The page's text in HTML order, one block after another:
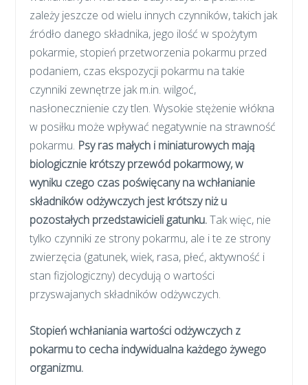
zależy jeszcze od wielu innych czynników, takich jak
źródło danego składnika, jego ilość w spożytym
pokarmie, stopień przetworzenia pokarmu przed
podaniem, czas ekspozycji pokarmu na takie
czynniki zewnętrze jak m.in. wilgoć,
nasłonecznienie czy tlen. Wysokie stężenie włókna
w posiłku może wpływać negatywnie na strawność
pokarmu. Psy ras małych i miniaturowych mają
biologicznie krótszy przewód pokarmowy, w
wyniku czego czas poświęcany na wchłanianie
składników odżywczych jest krótszy niż u
pozostałych przedstawicieli gatunku.Tak więc, nie
tylko czynniki ze strony pokarmu, ale i te ze strony
zwierzęcia (gatunek, wiek, rasa, płeć, aktywność i
stan fizjologiczny) decydują o wartości
przyswajanych składników odżywczych.
Stopień wchłaniania wartości odżywczych z
pokarmu to cecha indywidualna każdego żywego
organizmu.